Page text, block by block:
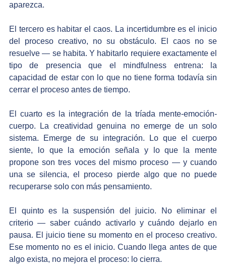
aparezca.
El tercero es habitar el caos. La incertidumbre es el inicio
del proceso creativo, no su obstáculo. El caos no se
resuelve — se habita. Y habitarlo requiere exactamente el
tipo de presencia que el mindfulness entrena: la
capacidad de estar con lo que no tiene forma todavía sin
cerrar el proceso antes de tiempo.
El cuarto es la integración de la tríada mente-emoción-
cuerpo. La creatividad genuina no emerge de un solo
sistema. Emerge de su integración. Lo que el cuerpo
siente, lo que la emoción señala y lo que la mente
propone son tres voces del mismo proceso — y cuando
una se silencia, el proceso pierde algo que no puede
recuperarse solo con más pensamiento.
El quinto es la suspensión del juicio. No eliminar el
criterio — saber cuándo activarlo y cuándo dejarlo en
pausa. El juicio tiene su momento en el proceso creativo.
Ese momento no es el inicio. Cuando llega antes de que
algo exista, no mejora el proceso: lo cierra.